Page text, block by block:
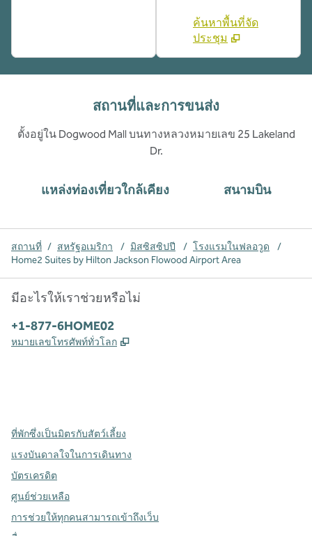
ค้นหาพื้นที่จัด
ประชุม
สถานที่และการขนส่ง
ตั้งอยู่ใน Dogwood Mall บนทางหลวงหมายเลข 25 Lakeland
Dr.
แหล่งท่องเที่ยวใกล้เคียง สนามบิน
สถานที่ / สหรัฐอเมริกา / มิสซิสซิปปี / โรงแรมในฟลอวูด
/
Home2 Suites by Hilton Jackson Flowood Airport Area
มีอะไรให้เราช่วยหรือไม่
โทรศัพท์:
+1-877-6HOME02
หมายเลขโทรศัพท์ทั่วโลก ,
ที่พักซึ่งเป็นมิตรกับสัตว์เลี้ยง
แรงบันดาลใจในการเดินทาง
บัตรเครดิต
ศูนย์ช่วยเหลือ
การช่วยให้ทุกคนสามารถเข้าถึงเว็บ